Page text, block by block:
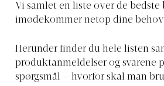
Vi samlet en liste over de
imødekommer netop dine
Herunder finder du hele listen
produktanmeldelser og svarene
spørgsmål – hvorfor skal man